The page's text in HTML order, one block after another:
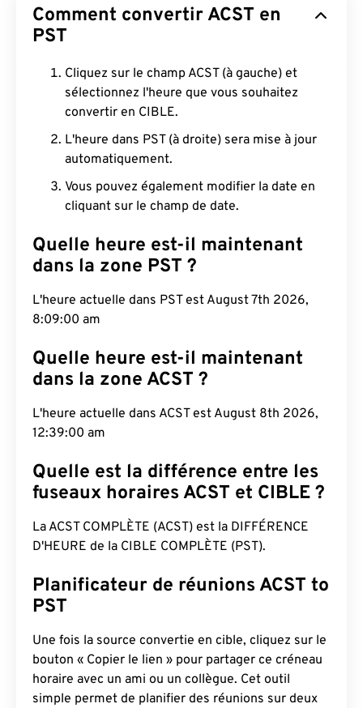
Comment convertir ACST en
PST
Cliquez sur le champ ACST (à gauche) et
sélectionnez l'heure que vous souhaitez
convertir en CIBLE.
L'heure dans PST (à droite) sera mise à jour
automatiquement.
Vous pouvez également modifier la date en
cliquant sur le champ de date.
Quelle heure est-il maintenant
dans la zone PST ?
L'heure actuelle dans PST est August 7th 2026,
8:09:01 am
Quelle heure est-il maintenant
dans la zone ACST ?
L'heure actuelle dans ACST est August 8th 2026,
12:39:01 am
Quelle est la différence entre les
fuseaux horaires ACST et CIBLE ?
La ACST COMPLÈTE (ACST) est la DIFFÉRENCE
D'HEURE de la CIBLE COMPLÈTE (PST).
Planificateur de réunions ACST to
PST
Une fois la source convertie en cible, cliquez sur le
bouton « Copier le lien » pour partager ce créneau
horaire avec un ami ou un collègue. Cet outil
simple permet de planifier des réunions sur deux